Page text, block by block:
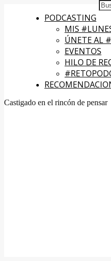
PODCASTING
MIS
ÚNETE AL
EVENTOS
HILO DE
Castigado en el rincón de pensar